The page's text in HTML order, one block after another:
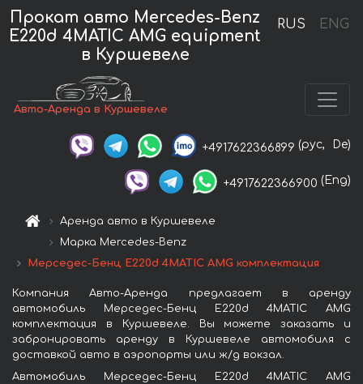
RUS ENG
Прокат авто Mercedes-Benz
E220d 4MATIC AMG equipment
в Куршевеле
Авто-Аренда в Куршевеле
+4917622366899 (рус, De)
+4917622366900 (Eng)
Аренда авто в Куршевеле
Марка Mercedes-Benz
Мерседес-Бенц E220d 4MATIC AMG комплектация
Компания Авто-Аренда предлагает в аренду
автомобиль Мерседес-Бенц E220d 4MATIC AMG
комплектация в Куршевеле. Вы можете заказать и
забронировать аренду в Куршевеле автомобиля с
доставкой авто в аэропорты или ж/д вокзал.
Автомобиль Мерседес-Бенц E220d 4MATIC AMG